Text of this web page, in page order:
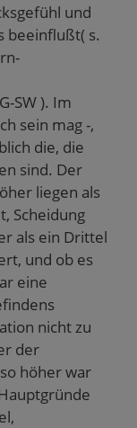
und
beeinflußt( s.
SW ). Im
sein mag -,
die, die
sind. Der
liegen als
Scheidung
als ein Drittel
und ob es
eine
nicht zu
der
höher war